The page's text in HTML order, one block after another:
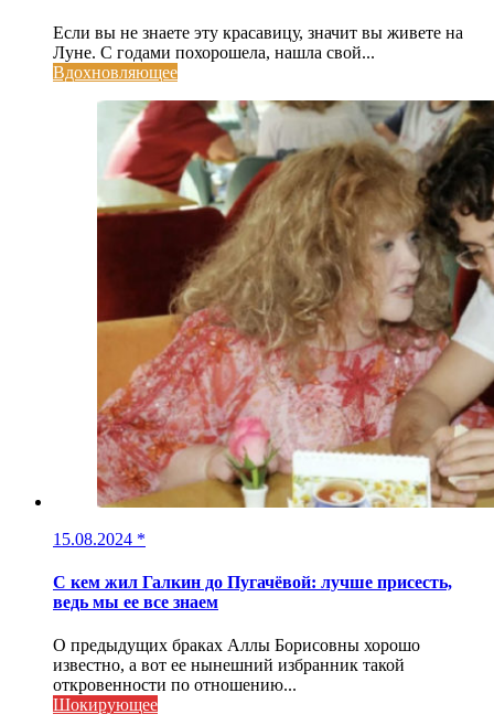
Если вы не знаете эту красавицу, значит вы живете на
Луне. С годами похорошела, нашла свой...
Вдохновляющее
15.08.2024 *
С кем жил Галкин до Пугачёвой: лучше присесть,
ведь мы ее все знаем
О предыдущих браках Аллы Борисовны хорошо
известно, а вот ее нынешний избранник такой
откровенности по отношению...
Шокирующее